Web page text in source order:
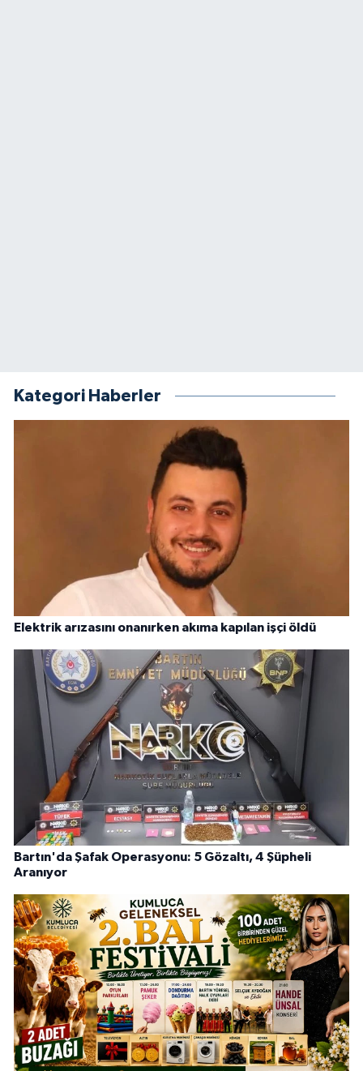
Kategori Haberler
Elektrik arızasını onanırken akıma kapılan işçi öldü
Bartın'da Şafak Operasyonu: 5 Gözaltı, 4 Şüpheli
Aranıyor